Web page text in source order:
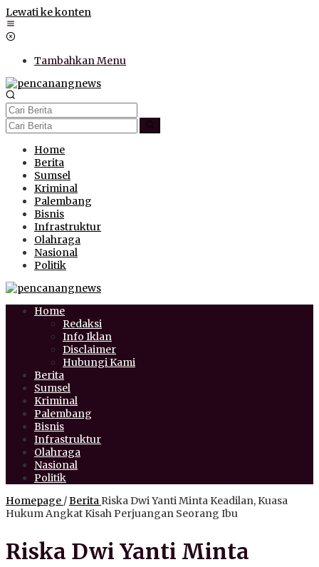
Lewati ke konten
Tambahkan Menu
Home
Berita
Sumsel
Kriminal
Palembang
Bisnis
Infrastruktur
Olahraga
Nasional
Politik
Home
Redaksi
Info Iklan
Disclaimer
Hubungi Kami
Berita
Sumsel
Kriminal
Palembang
Bisnis
Infrastruktur
Olahraga
Nasional
Politik
Homepage /Berita Riska Dwi Yanti Minta Keadilan, Kuasa
Hukum Angkat Kisah Perjuangan Seorang Ibu
Riska Dwi Yanti Minta